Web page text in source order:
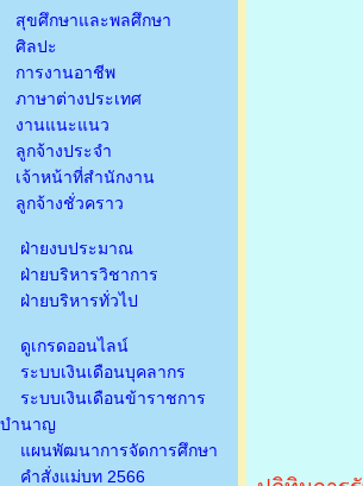
สุขศึกษาและพลศึกษา
ศิลปะ
การงานอาชีพ
ภาษาต่างประเทศ
งานแนะแนว
ลูกจ้างประจำ
เจ้าหน้าที่สำนักงาน
ลูกจ้างชั่วคราว
ฝ่ายงบประมาณ
ฝ่ายบริหารวิชาการ
ฝ่ายบริหารทั่วไป
ดูเกรดออนไลน์
ระบบเงินเดือนบุคลากร
ระบบเงินเดือนข้าราชการ
บำนาญ
แผนพัฒนาการจัดการศึกษา
คำสั่งแม่บท 2566